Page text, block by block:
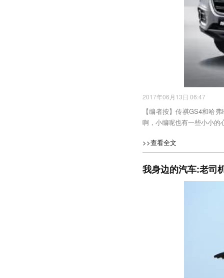
2017年06月13日 06:47
【编者按】传祺GS4和哈
啊，小编呢也有一些小小的
>>查看全文
我身边的汽车:老